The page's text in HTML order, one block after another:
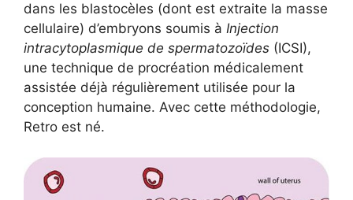
dans les blastocèles (dont est extraite la masse
cellulaire) d’embryons soumis à Injection
intracytoplasmique de spermatozoïdes (ICSI),
une technique de procréation médicalement
assistée déjà régulièrement utilisée pour la
conception humaine. Avec cette méthodologie,
Retro est né.